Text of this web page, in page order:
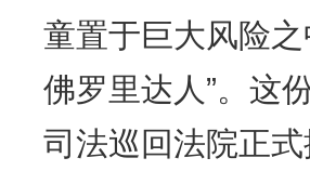
童置于巨大风险
佛罗里达人”。这
司法巡回法院正式